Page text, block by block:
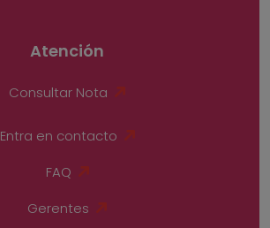
Atención
Consultar Nota
Entra en contacto
FAQ
Gerentes